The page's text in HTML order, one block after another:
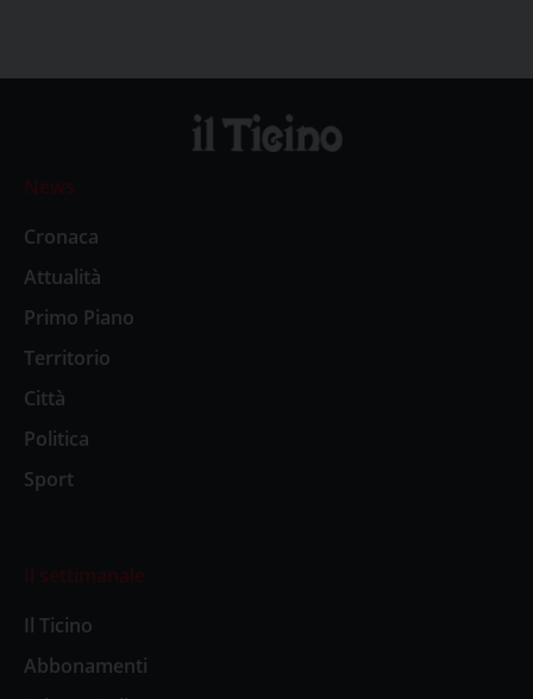
News
Cronaca
Attualità
Primo Piano
Territorio
Città
Politica
Sport
Il settimanale
Il Ticino
Abbonamenti